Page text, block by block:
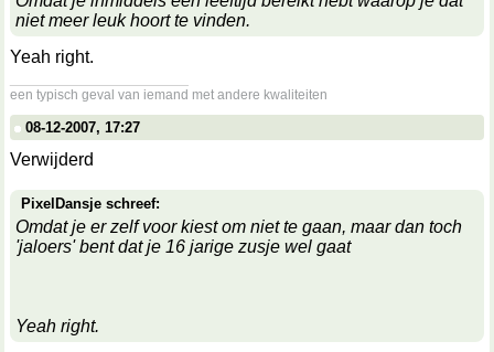
niet meer leuk hoort te vinden.
Yeah right.
een typisch geval van iemand met andere kwaliteiten
08-12-2007, 17:27
Verwijderd
PixelDansje schreef:
Omdat je er zelf voor kiest om niet te gaan, maar dan toch
'jaloers' bent dat je 16 jarige zusje wel gaat
Yeah right.